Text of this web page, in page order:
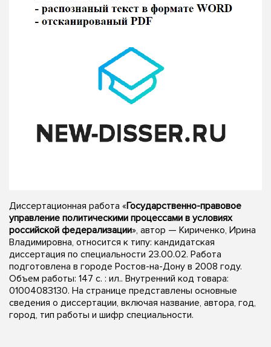
Диссертационная работа «Государственно-правовое
управление политическими процессами в условиях
российской федерализации», автор — Кириченко, Ирина
Владимировна, относится к типу: кандидатская
диссертация по специальности 23.00.02. Работа
подготовлена в городе Ростов-на-Дону в 2008 году.
Объем работы: 147 с. : ил.. Внутренний код товара:
01004083130. На странице представлены основные
сведения о диссертации, включая название, автора, год,
город, тип работы и шифр специальности.